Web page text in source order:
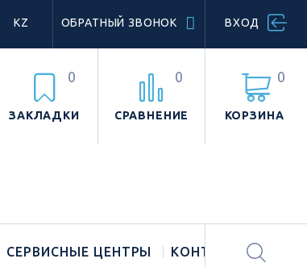
ВХОД
ОБРАТНЫЙ ЗВОНОК
KZ
КОРЗИНА
0
ЗАКЛАДКИ
0
СРАВНЕНИЕ
0
СЕРВИСНЫЕ ЦЕНТРЫ КОНТАКТЫ